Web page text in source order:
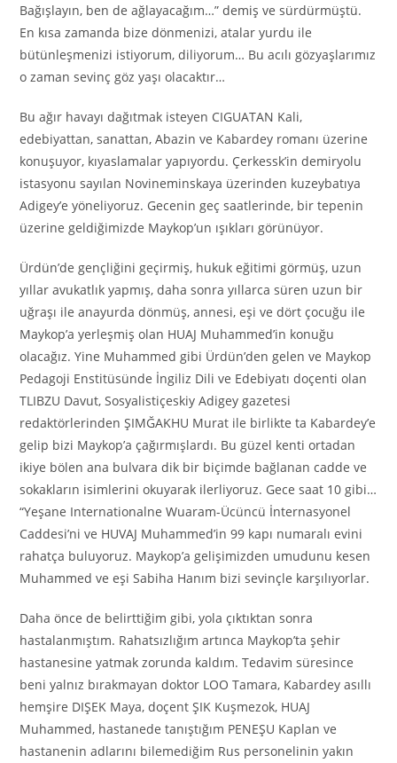
Bağışlayın, ben de ağlayacağım…” demiş ve sürdürmüştü.
En kısa zamanda bize dönmenizi, atalar yurdu ile
bütünleşmenizi istiyorum, diliyorum… Bu acılı gözyaşlarımız
o zaman sevinç göz yaşı olacaktır…
Bu ağır havayı dağıtmak isteyen CIGUATAN Kali,
edebiyattan, sanattan, Abazin ve Kabardey romanı üzerine
konuşuyor, kıyaslamalar yapıyordu. Çerkessk’in demiryolu
istasyonu sayılan Novineminskaya üzerinden kuzeybatıya
Adigey’e yöneliyoruz. Gecenin geç saatlerinde, bir tepenin
üzerine geldiğimizde Maykop’un ışıkları görünüyor.
Ürdün’de gençliğini geçirmiş, hukuk eğitimi görmüş, uzun
yıllar avukatlık yapmış, daha sonra yıllarca süren uzun bir
uğraşı ile anayurda dönmüş, annesi, eşi ve dört çocuğu ile
Maykop’a yerleşmiş olan HUAJ Muhammed’in konuğu
olacağız. Yine Muhammed gibi Ürdün’den gelen ve Maykop
Pedagoji Enstitüsünde İngiliz Dili ve Edebiyatı doçenti olan
TLIBZU Davut, Sosyalistiçeskiy Adigey gazetesi
redaktörlerinden ŞIMĞAKHU Murat ile birlikte ta Kabardey’e
gelip bizi Maykop’a çağırmışlardı. Bu güzel kenti ortadan
ikiye bölen ana bulvara dik bir biçimde bağlanan cadde ve
sokakların isimlerini okuyarak ilerliyoruz. Gece saat 10 gibi…
“Yeşane Internationalne Wuaram-Ücüncü İnternasyonel
Caddesi’ni ve HUVAJ Muhammed’in 99 kapı numaralı evini
rahatça buluyoruz. Maykop’a gelişimizden umudunu kesen
Muhammed ve eşi Sabiha Hanım bizi sevinçle karşılıyorlar.
Daha önce de belirttiğim gibi, yola çıktıktan sonra
hastalanmıştım. Rahatsızlığım artınca Maykop’ta şehir
hastanesine yatmak zorunda kaldım. Tedavim süresince
beni yalnız bırakmayan doktor LOO Tamara, Kabardey asıllı
hemşire DIŞEK Maya, doçent ŞIK Kuşmezok, HUAJ
Muhammed, hastanede tanıştığım PENEŞU Kaplan ve
hastanenin adlarını bilemediğim Rus personelinin yakın